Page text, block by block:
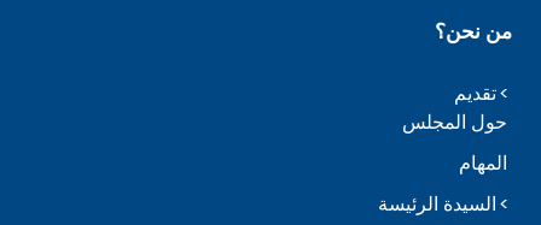
من نحن؟
تقديم
حول المجلس
المهام
السيدة الرئيسة